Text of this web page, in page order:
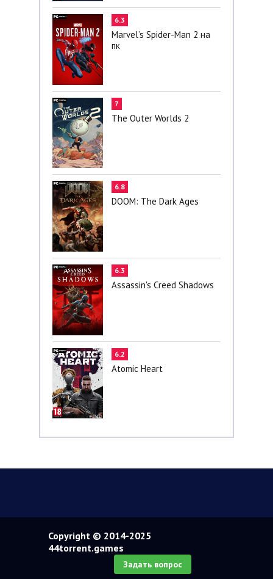
6.3
Marvel’s Spider-Man 2 на
пк
7
The Outer Worlds 2
6.8
DOOM: The Dark Ages
6.3
Assassin's Creed Shadows
6.2
Atomic Heart
Copyright © 2014-2025
44torrent.games
Задать вопрос